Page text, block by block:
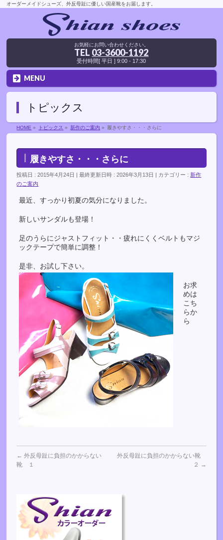
オーダーメイドシューズ、外反母趾に優しい国産靴をお届します。
お気軽にお問い合わせください。
TEL 03-3600-1192
受付時間[ 平日 ] 9:00 - 17:30
MENU
トピックス
HOME » トピックス » 新作のご案内 » 履きやすさ・・・さらに
履きやすさ・・・さらに
投稿日 : 2015年4月24日 最終更新日時 : 2026年3月13日 カテゴリー : 新作
のご案内
最近、すっかり初夏の気分になりました。
新しいサンダルも登場！
足のうらにジャストフィット・・疲れにくくベルトもマジ
ックテープで簡単に調整！
是非、お試し下さい。
お求
めは
こち
らか
ら
← 外反母趾に負担のかからない
靴 １
外反母趾に負担のかからない靴
２ →